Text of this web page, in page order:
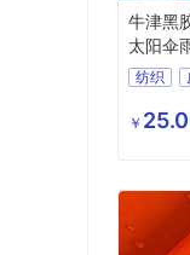
牛津黑
太阳伞
料纺织
其他化
￥